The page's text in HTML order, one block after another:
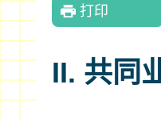
打印
II. 共同